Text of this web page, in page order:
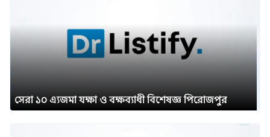
সেরা ১০ এ্যজমা যক্ষা ও বক্ষব্যাধী বিশেষজ্ঞ পিরোজপুর